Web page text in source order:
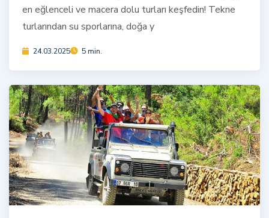
en eğlenceli ve macera dolu turları keşfedin! Tekne
turlarından su sporlarına, doğa y
24.03.2025 5 min.